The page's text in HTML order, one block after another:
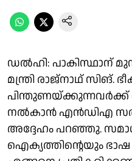
ഡൽഹി: പാകിസ്ഥാന്
മന്ത്രി രാജ്‌നാഥ് സിങ്.
പിന്തുണയ്ക്കുന്നവർക്ക്
നൽകാൻ എൻഡിഎ
അദ്ദേഹം പറഞ്ഞു.
ഐക്യത്തിന്റെയും